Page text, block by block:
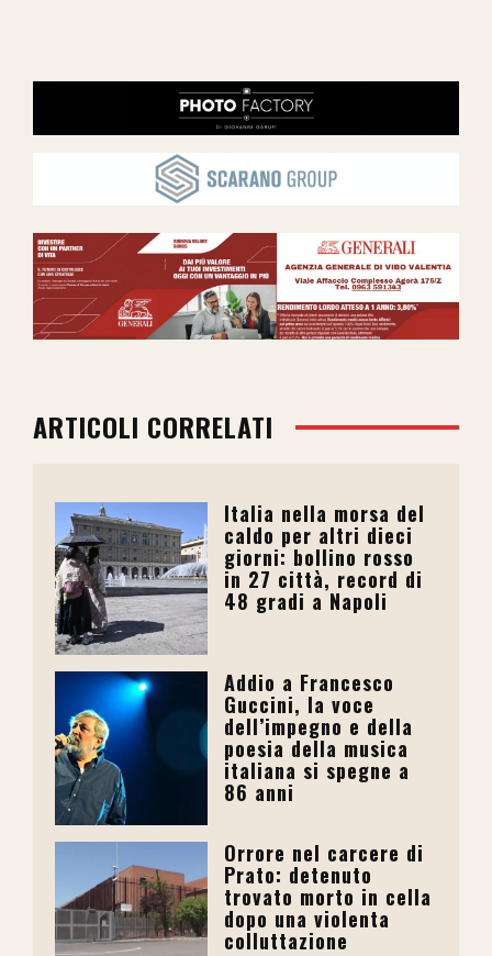
ARTICOLI CORRELATI
Italia nella morsa del
caldo per altri dieci
giorni: bollino rosso
in 27 città, record di
48 gradi a Napoli
Addio a Francesco
Guccini, la voce
dell’impegno e della
poesia della musica
italiana si spegne a
86 anni
Orrore nel carcere di
Prato: detenuto
trovato morto in cella
dopo una violenta
colluttazione